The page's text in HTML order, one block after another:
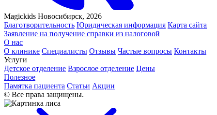
Magickids Новосибирск, 2026
Благотворительность Юридическая информация Карта сайта
Заявление на получение справки из налоговой
О нас
О клинике Специалисты Отзывы Частые вопросы Контакты
Услуги
Детское отделение Взрослое отделение Цены
Полезное
Памятка пациента Статьи Акции
© Все права защищены.